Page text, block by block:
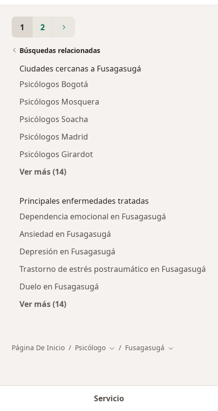
1 2
Búsquedas relacionadas
Ciudades cercanas a Fusagasugá
Psicólogos Bogotá
Psicólogos Mosquera
Psicólogos Soacha
Psicólogos Madrid
Psicólogos Girardot
Ver más (14)
Principales enfermedades tratadas
Dependencia emocional en Fusagasugá
Ansiedad en Fusagasugá
Depresión en Fusagasugá
Trastorno de estrés postraumático en Fusagasugá
Duelo en Fusagasugá
Ver más (14)
Página De Inicio Psicólogo Cambiar de ciudad
Fusagasugá Cambiar de
Servicio